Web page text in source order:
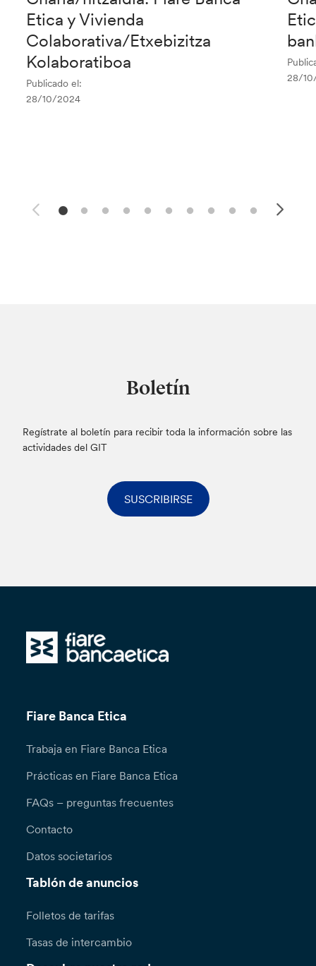
Etica y Vivienda
Colaborativa/Etxebizitza
Kolaboratiboa
Publicado el:
28/10/2024
28/
Boletín
Regístrate al boletín para recibir toda la información sobre las
actividades del GIT
SUSCRIBIRSE
Fiare Banca Etica
Trabaja en Fiare Banca Etica
Prácticas en Fiare Banca Etica
FAQs – preguntas frecuentes
Contacto
Datos societarios
Tablón de anuncios
Folletos de tarifas
Tasas de intercambio